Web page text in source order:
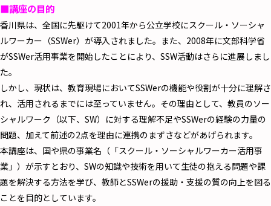
■講座の目的
香川県は、全国に先駆けて2001年から公立学校にスクール・ソーシャ
ルワーカー（SSWer）が導入されました。また、2008年に文部科学省
がSSWer活用事業を開始したことにより、SSW活動はさらに進展しまし
た。
しかし、現状は、教育現場においてSSWerの機能や役割が十分に理解さ
れ、活用されるまでには至っていません。その理由として、教員のソー
シャルワーク（以下、SW）に対する理解不足やSSWerの経験の力量の
問題、加えて前述の2点を理由に連携のまずさなどがあげられます。
本講座は、国や県の事業名（「スクール・ソーシャルワーカー活用事
業」）が示すとおり、SWの知識や技術を用いて生徒の抱える問題や課
題を解決する方法を学び、教師とSSWerの援助・支援の質の向上を図る
ことを目的としています。